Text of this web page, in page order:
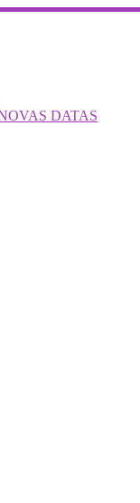
NOVAS DATAS